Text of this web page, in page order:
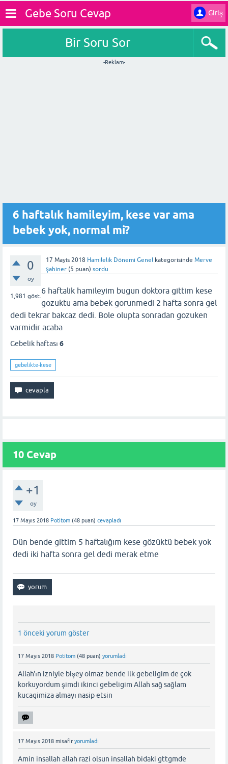
Giriş
Gebe Soru Cevap
Bir Soru Sor
-Reklam-
6 haftalık hamileyim, kese var ama
bebek yok, normal mi?
0
oy
1,981 göst.
17 Mayıs 2018 Hamilelik Dönemi Genel kategorisinde Merve
şahiner (5 puan) sordu
6 haftalik hamileyim bugun doktora gittim kese
gozuktu ama bebek gorunmedi 2 hafta sonra gel
dedi tekrar bakcaz dedi. Bole olupta sonradan gozuken
varmidir acaba
Gebelik haftası 6
gebelikte-kese
10 Cevap
+1
oy
17 Mayıs 2018 Potitom (48 puan) cevapladı
Dün bende gittim 5 haftalığım kese gözüktü bebek yok
dedi iki hafta sonra gel dedi merak etme
1 önceki yorum göster
17 Mayıs 2018 Potitom (48 puan) yorumladı
Allah'ın izniyle bişey olmaz bende ilk gebeligim de çok
korkuyordum şimdi ikinci gebeligim Allah sağ sağlam
kucagimiza almayı nasip etsin
17 Mayıs 2018 misafir yorumladı
Amin insallah allah razi olsun insallah bidaki gttgmde